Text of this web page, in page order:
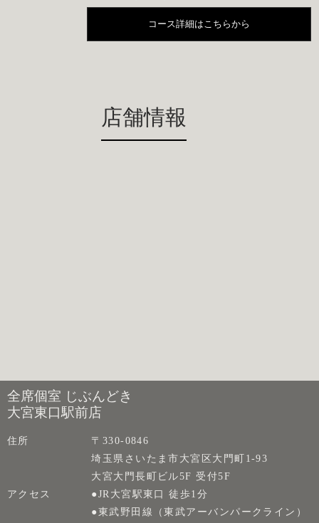
コース詳細はこちらから
店舗情報
全席個室 じぶんどき
大宮東口駅前店
住所
〒330-0846
埼玉県さいたま市大宮区大門町1-93
大宮大門長町ビル5F 受付5F
アクセス
●JR大宮駅東口 徒歩1分
●東武野田線（東武アーバンパークライン）